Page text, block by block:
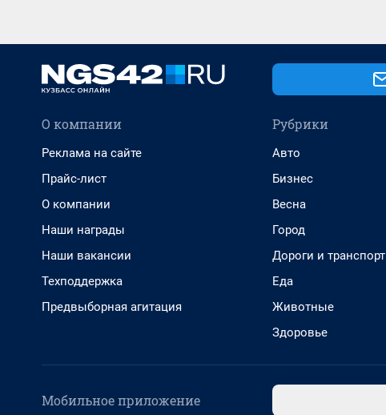
О компании
Реклама на сайте
Прайс-лист
О компании
Наши награды
Наши вакансии
Техподдержка
Предвыборная агитация
Рубрики
Авто
Бизнес
Весна
Город
Дороги и транспорт
Еда
Животные
Здоровье
Мобильное приложение